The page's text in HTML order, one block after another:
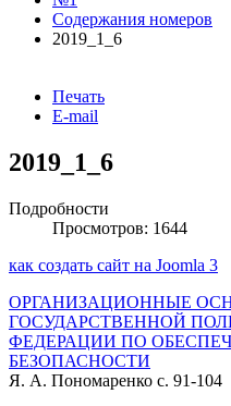
Содержания номеров
2019_1_6
Печать
E-mail
2019_1_6
Подробности
Просмотров: 1644
как создать сайт на Joomla 3
ОРГАНИЗАЦИОННЫЕ
ГОСУДАРСТВЕННОЙ
ФЕДЕРАЦИИ ПО
БЕЗОПАСНОСТИ
Я. А. Пономаренко с. 91-104